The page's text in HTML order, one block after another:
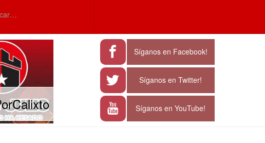
idioma
2 or more characters for results.
Síganos en Facebook!
Síganos en Twitter!
Síganos en YouTube!